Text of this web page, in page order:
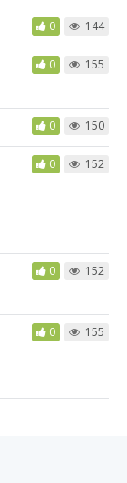
0 144
0 155
0 150
0 152
0 152
0 155